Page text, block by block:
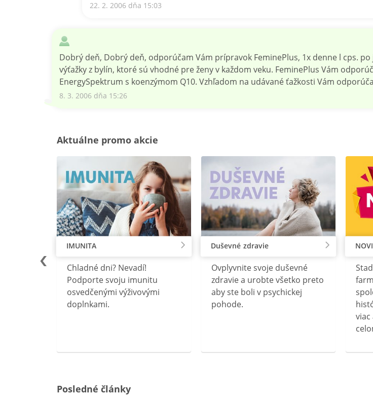
22. 2. 2006 dňa 15:03
Dobrý deň, Dobrý deň, odporúčam Vám prípravok FeminePlus, 1x denne l cps.
výťažky z bylín, ktoré sú vhodné pre ženy v každom veku. FeminePlus Vám
EnergySpektrum s koenzýmom Q10. Vzhľadom na udávané ťažkosti Vám
8. 3. 2006 dňa 15:26
Aktuálne promo akcie
IMUNITA
Chladné dni? Nevadí!
Podporte svoju imunitu
osvedčenými výživovými
doplnkami.
Duševné zdravie
Ovplyvnite svoje duševné
zdravie a urobte všetko preto
aby ste boli v psychickej
pohode.
viac
Posledné články